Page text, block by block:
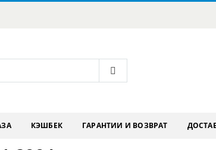
КЭШБЕК ГАРАНТИИ И ВОЗВРАТ